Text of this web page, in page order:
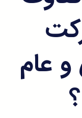
عام